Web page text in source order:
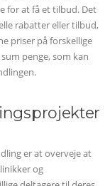
for at få et tilbud. Det
rabatter eller tilbud,
priser på forskellige
penge, som kan
er at overveje at
og